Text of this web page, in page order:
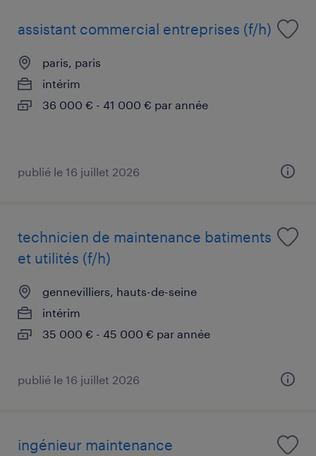
assistant commercial entreprises (f/h)
paris, paris
intérim
36 000 € - 41 000 € par année
publié le 16 juillet 2026
technicien de maintenance batiments
et utilités (f/h)
gennevilliers, hauts-de-seine
intérim
35 000 € - 45 000 € par année
publié le 16 juillet 2026
ingénieur maintenance